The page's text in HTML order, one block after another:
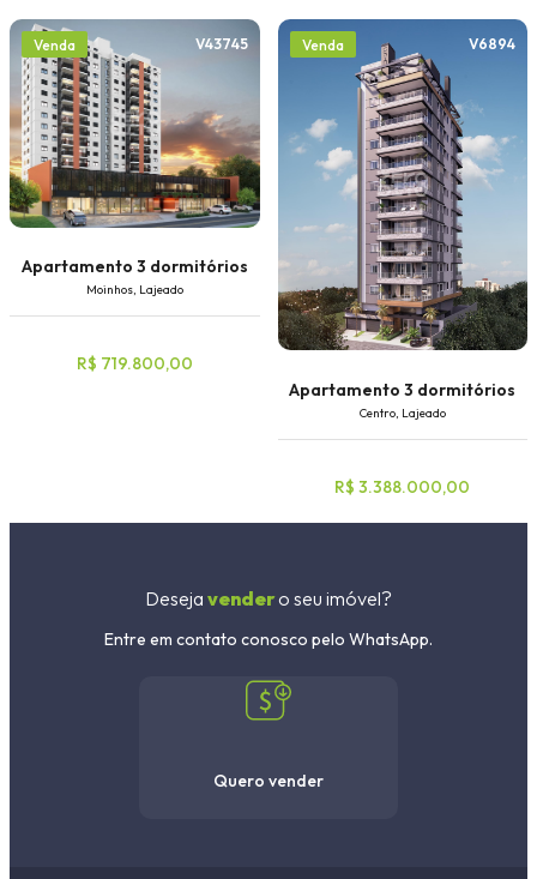
Venda V43745
Apartamento 3 dormitórios
Moinhos, Lajeado
R$ 719.800,00
Venda V6894
Apartamento 3 dormitórios
Centro, Lajeado
R$ 3.388.000,00
Deseja vendero seu imóvel?
Entre em contato conosco pelo WhatsApp.
Quero vender